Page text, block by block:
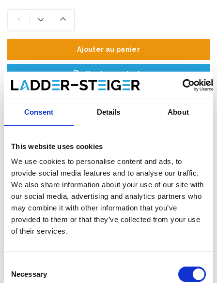
Consent Details About
This website uses cookies
We use cookies to personalise content and ads, to
provide social media features and to analyse our traffic.
We also share information about your use of our site with
our social media, advertising and analytics partners who
may combine it with other information that you’ve
provided to them or that they’ve collected from your use
of their services.
Selection
Necessary
Ajouter au panier
Ajouter au devis
Enregistrer comme favori
Informations sur le produit Produits similaires
Description
L'échafaudage roulant ASC AGS (Advantaged Guardrail
System)répond à la nouvelle norme. Depuis le 1er janvier 2018,
il est obligatoire de toujours disposer d'une main courante